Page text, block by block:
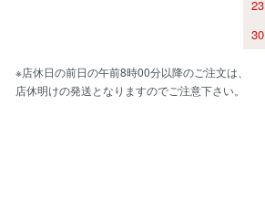
23
30
※店休日の前日の午前8時00分以降のご注文は、
店休明けの発送となりますのでご注意下さい。